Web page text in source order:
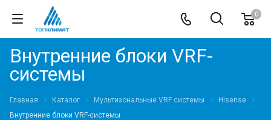
0
Внутренние блоки VRF-
cистемы
Главная Каталог Мультизональные VRF системы
Hisense
Внутренние блоки VRF-cистемы